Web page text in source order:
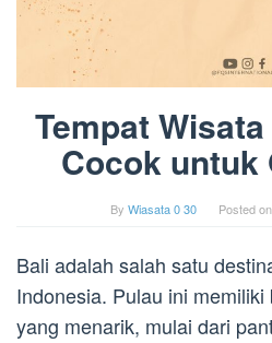
Tempat
Cocok untuk
By Wiasata 0 30 Posted on
Bali adalah salah satu
Indonesia. Pulau ini
yang menarik, mulai dari